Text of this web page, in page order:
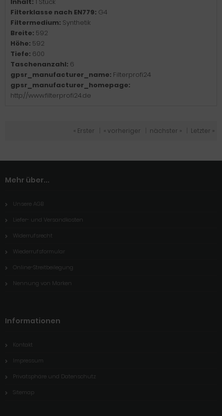
Filterklasse nach EN779: G4
Filtermedium: Synthetik
Breite: 592
Höhe: 592
Tiefe: 600
Taschenanzahl: 6
gpsr_manufacturer_name: Filterprofi24
gpsr_manufacturer_homepage:
http://www.filterprofi24.de
« Erster « vorheriger nächster » Letzter »
Mehr über...
Unsere AGB
Liefer- und Versandkosten
Widerrufsrecht
Wiederrufsformular
Online-Streitbeilegung
Nennung von Marken
Informationen
Kontakt
Impressum
Privatsphäre und Datenschutz
Sitemap